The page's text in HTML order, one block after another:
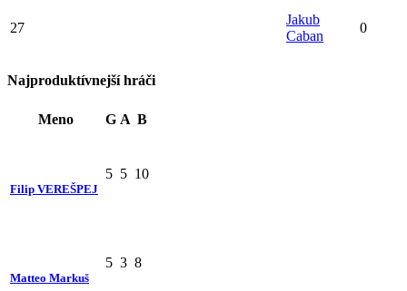
27
Jakub
Caban
0
Najproduktívnejší hráči
Meno G A B
Filip VEREŠPEJ
5 5 10
Matteo Markuš
5 3 8